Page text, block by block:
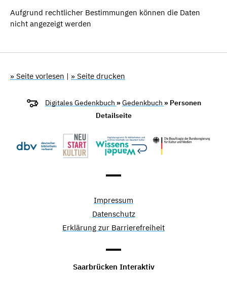
Aufgrund rechtlicher Bestimmungen können die Daten
nicht angezeigt werden
» Seite vorlesen | » Seite drucken
Digitales Gedenkbuch »Gedenkbuch » Personen
Detailseite
Impressum
Datenschutz
Erklärung zur Barrierefreiheit
Saarbrücken Interaktiv